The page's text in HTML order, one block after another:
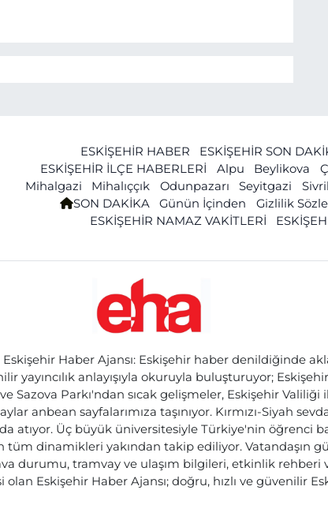
ESKİŞEHİR HABER ESKİŞEHİR SON
ESKİŞEHİR İLÇE HABERLERİ
Alpu Beylikova
Mihalgazi
Mihalıççık Odunpazarı Seyitgazi
SON DAKİKA
Günün İçinden Gizlilik
ESKİŞEHİR NAMAZ VAKİTLERİ
Haber Ajansı: Eskişehir haber denildiğinde
yayıncılık anlayışıyla okuruyla buluşturuyor;
Sazova Parkı'ndan sıcak gelişmeler, Eskişehir
anbean sayfalarımıza taşınıyor. Kırmızı-Siyah
atıyor. Üç büyük üniversitesiyle Türkiye'nin öğrenci
dinamikleri yakından takip ediliyor. Vatandaşın
durumu, tramvay ve ulaşım bilgileri, etkinlik
Eskişehir Haber Ajansı; doğru, hızlı ve güvenilir